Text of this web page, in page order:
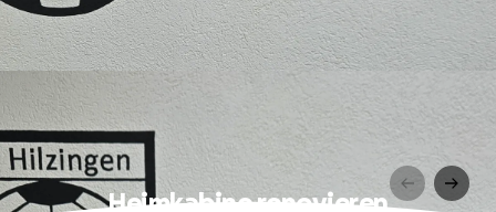
Heimkabine renovieren